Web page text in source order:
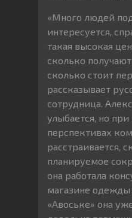
«Много людей
интересуется,
такая высокая
сколько
сколько стоит
рассказывает
сотрудница.
улыбается, но при
перспективах
расстраивается,
планируемое
она работала
магазине одежды
«Авоське» она